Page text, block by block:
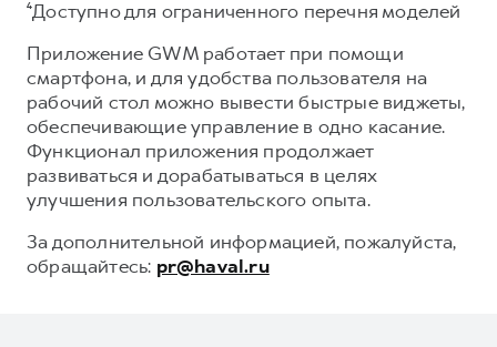
⁴Доступно для ограниченного перечня моделей
Приложение GWM работает при помощи
смартфона, и для удобства пользователя на
рабочий стол можно вывести быстрые виджеты,
обеспечивающие управление в одно касание.
Функционал приложения продолжает
развиваться и дорабатываться в целях
улучшения пользовательского опыта.
За дополнительной информацией, пожалуйста,
обращайтесь: pr@haval.ru